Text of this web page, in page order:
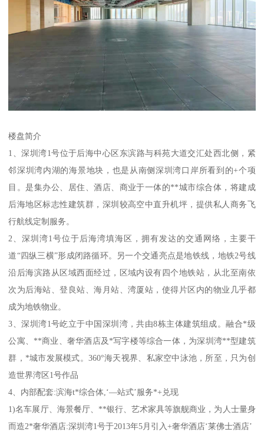
楼盘简介
1、深圳湾1号位于后海中心区东滨路与科苑大道交汇处西北侧，紧
邻深圳湾内湖的海景地块，也是从南侧深圳湾口岸所看到的+个项
目。是集办公、居住、酒店、商业于一体的**城市综合体，将建成
后海地区标志性建筑群，深圳较高空中直升机坪，提供私人商务飞
行航线定制服务。
2、深圳湾1号位于后海湾填海区，拥有发达的交通网络，主要干
道“四纵三横”形成闭路循环。另一个交通亮点是地铁线，地铁2号线
沿后海滨路从区域西面经过，区域内设有四个地铁站，从北至南依
次为后海站、登良站、海月站、湾厦站，使得片区内的物业几乎都
成为地铁物业。
3、深圳湾1号屹立于中国深圳湾，共由8栋主体建筑组成。融合*级
公寓、**商业、奢华酒店及*写字楼等综合一体，为深圳湾**型建筑
群，*城市发展模式。360°海天视界、私家空中泳池，所至，只为创
造世界湾区1号作品
4、内部配套:滨海t*综合体,‘—站式’服务*+兑现
1)名车展厅、海景餐厅、**银行、艺术家具等旗舰商业，为人士量身
而造2*奢华酒店:深圳湾1号于2013年5月引入+奢华酒店‘莱佛士酒店’